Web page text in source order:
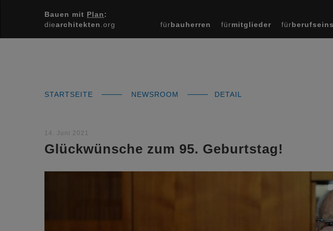
Bauen mit Plan:
diearchitekten .org fürbauherren fürmitglieder für
STARTSEITE NEWSROOM DETAIL
14. Juni 2021
Glückwünsche zum 95. Geburtstag!